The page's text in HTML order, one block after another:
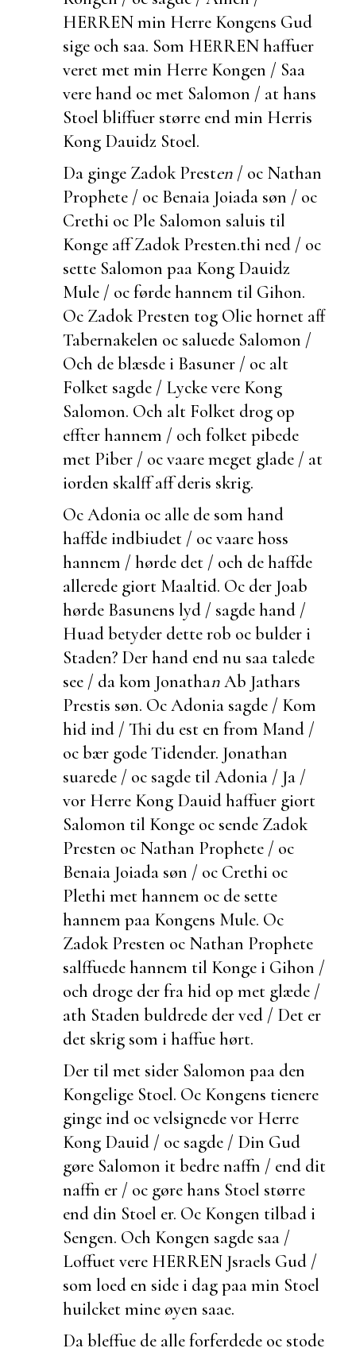
HERREN min Herre Kongens Gud
sige och saa. Som HERREN haffuer
veret met min Herre Kongen / Saa
vere hand oc met Salomon / at hans
Stoel bliffuer større end min Herris
Kong Dauidz Stoel.
Da ginge Zadok Presten / oc Nathan
Prophete / oc Benaia Joiada søn / oc
Crethi oc Ple Salomon saluis til
Konge aff Zadok Presten.thi ned / oc
sette Salomon paa Kong Dauidz
Mule / oc førde hannem til Gihon.
Oc Zadok Presten tog Olie hornet aff
Tabernakelen oc saluede Salomon /
Och de blæsde i Basuner / oc alt
Folket sagde / Lycke vere Kong
Salomon. Och alt Folket drog op
effter hannem / och folket pibede
met Piber / oc vaare meget glade / at
iorden skalff aff deris skrig.
Oc Adonia oc alle de som hand
haffde indbiudet / oc vaare hoss
hannem / hørde det / och de haffde
allerede giort Maaltid. Oc der Joab
hørde Basunens lyd / sagde hand /
Huad betyder dette rob oc bulder i
Staden? Der hand end nu saa talede
see / da kom JonathanAb Jathars
Prestis søn. Oc Adonia sagde / Kom
hid ind / Thi du est en from Mand /
oc bær gode Tidender. Jonathan
suarede / oc sagde til Adonia / Ja /
vor Herre Kong Dauid haffuer giort
Salomon til Konge oc sende Zadok
Presten oc Nathan Prophete / oc
Benaia Joiada søn / oc Crethi oc
Plethi met hannem oc de sette
hannem paa Kongens Mule. Oc
Zadok Presten oc Nathan Prophete
salffuede hannem til Konge i Gihon /
och droge der fra hid op met glæde /
ath Staden buldrede der ved / Det er
det skrig som i haffue hørt.
Der til met sider Salomon paa den
Kongelige Stoel. Oc Kongens tienere
ginge ind oc velsignede vor Herre
Kong Dauid / oc sagde / Din Gud
gøre Salomon it bedre naffn / end dit
naffn er / oc gøre hans Stoel større
end din Stoel er. Oc Kongen tilbad i
Sengen. Och Kongen sagde saa /
Loffuet vere HERREN Jsraels Gud /
som loed en side i dag paa min Stoel
huilcket mine øyen saae.
Da bleffue de alle forferdede oc stode